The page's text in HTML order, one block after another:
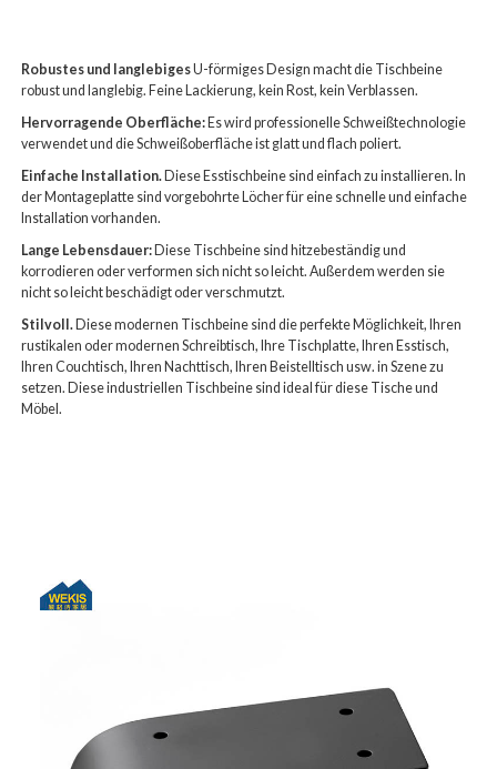
Robustes und langlebigesU-förmiges Design macht die Tischbeine
robust und langlebig. Feine Lackierung, kein Rost, kein Verblassen.
Hervorragende Oberfläche: Es wird professionelle Schweißtechnologie
verwendet und die Schweißoberfläche ist glatt und flach poliert.
Einfache Installation. Diese Esstischbeine sind einfach zu installieren. In
der Montageplatte sind vorgebohrte Löcher für eine schnelle und einfache
Installation vorhanden.
Lange Lebensdauer: Diese Tischbeine sind hitzebeständig und
korrodieren oder verformen sich nicht so leicht. Außerdem werden sie
nicht so leicht beschädigt oder verschmutzt.
Stilvoll. Diese modernen Tischbeine sind die perfekte Möglichkeit, Ihren
rustikalen oder modernen Schreibtisch, Ihre Tischplatte, Ihren Esstisch,
Ihren Couchtisch, Ihren Nachttisch, Ihren Beistelltisch usw. in Szene zu
setzen. Diese industriellen Tischbeine sind ideal für diese Tische und
Möbel.